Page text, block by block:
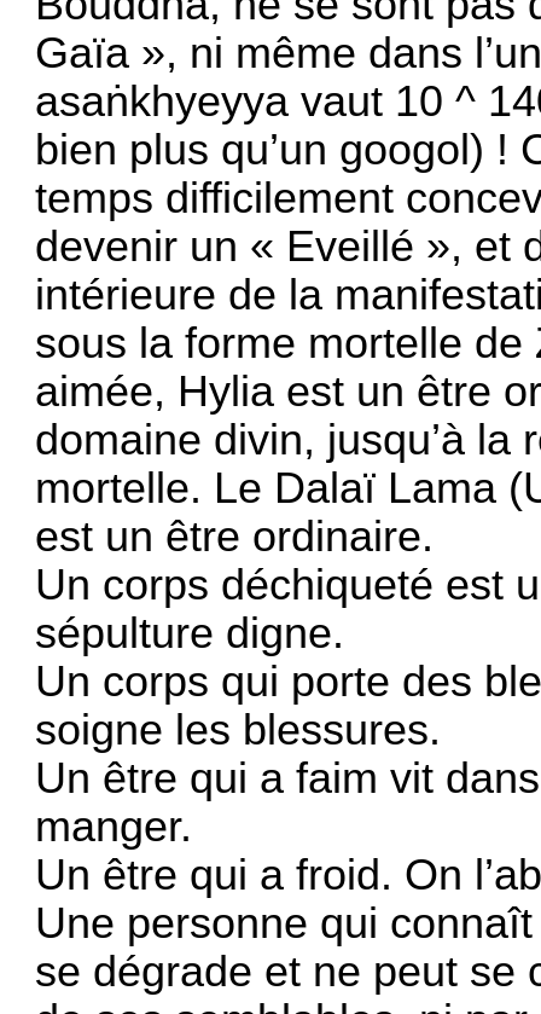
Gaïa », ni même dans
asaṅkhyeyya vaut 10 ^
bien plus qu’un googol) !
temps difficilement
devenir un « Eveillé », et
intérieure de la
sous la forme mortelle
aimée, Hylia est un être
domaine divin, jusqu’à la
mortelle. Le Dalaï Lama
est un être ordinaire.
Un corps déchiqueté est
sépulture digne.
Un corps qui porte des
soigne les blessures.
Un être qui a faim vit
manger.
Un être qui a froid. On
Une personne qui
se dégrade et ne peut se